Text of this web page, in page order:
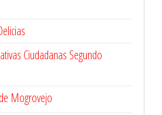
Ciudadanas Segundo
Mogrovejo